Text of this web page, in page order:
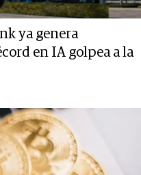
ya genera
en IA golpea a la